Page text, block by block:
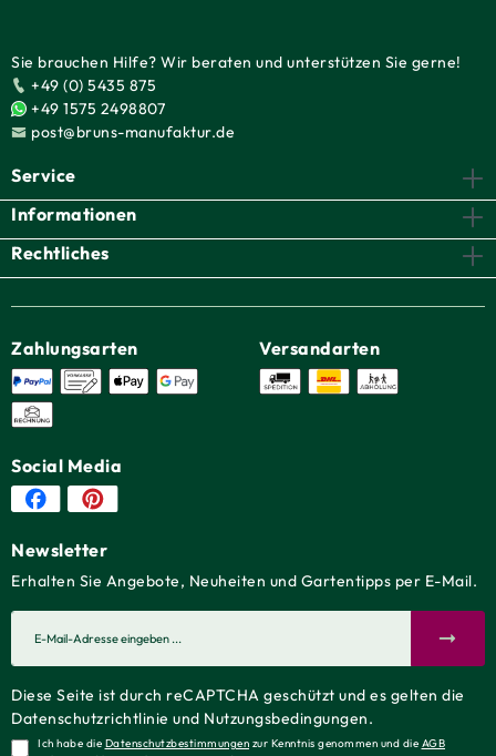
Sie brauchen Hilfe? Wir beraten und unterstützen Sie gerne!
+49 (0) 5435 875
+49 1575 2498807
post@bruns-manufaktur.de
Service
Informationen
Rechtliches
Zahlungsarten Versandarten
Social Media
Newsletter
Erhalten Sie Angebote, Neuheiten und Gartentipps per E-Mail.
Diese Seite ist durch reCAPTCHA geschützt und es gelten die
Datenschutzrichtlinie und Nutzungsbedingungen.
Ich habe die Datenschutzbestimmungen zur Kenntnis genommen und die AGB